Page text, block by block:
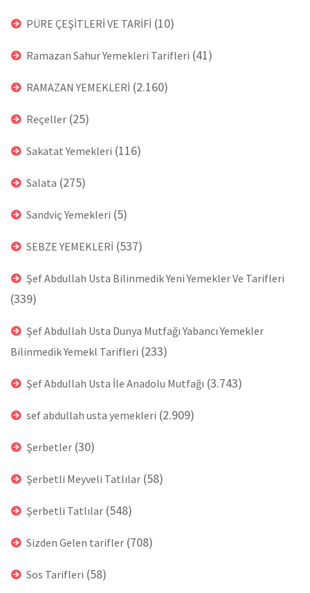
PÜRE ÇEŞİTLERİ VE TARİFİ (10)
Ramazan Sahur Yemekleri Tarifleri (41)
RAMAZAN YEMEKLERİ (2.160)
Reçeller (25)
Sakatat Yemekleri (116)
Salata (275)
Sandviç Yemekleri (5)
SEBZE YEMEKLERİ (537)
Şef Abdullah Usta Bilinmedik Yeni Yemekler Ve Tarifleri
(339)
Şef Abdullah Usta Dunya Mutfağı Yabancı Yemekler
Bilinmedik Yemekl Tarifleri (233)
Şef Abdullah Usta İle Anadolu Mutfağı (3.743)
sef abdullah usta yemekleri (2.909)
Şerbetler (30)
Şerbetli Meyveli Tatlılar (58)
Şerbetli Tatlılar (548)
Sizden Gelen tarifler (708)
Sos Tarifleri (58)